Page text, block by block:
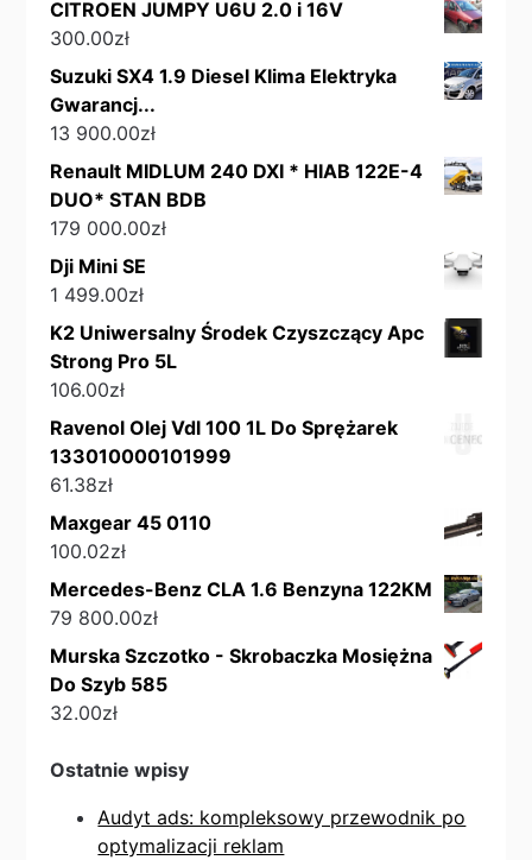
CITROEN JUMPY U6U 2.0 i 16V
300.00zł
Suzuki SX4 1.9 Diesel Klima Elektryka
Gwarancj...
13 900.00zł
Renault MIDLUM 240 DXI * HIAB 122E-4
DUO* STAN BDB
179 000.00zł
Dji Mini SE
1 499.00zł
K2 Uniwersalny Środek Czyszczący Apc
Strong Pro 5L
106.00zł
Ravenol Olej Vdl 100 1L Do Sprężarek
133010000101999
61.38zł
Maxgear 45 0110
100.02zł
Mercedes-Benz CLA 1.6 Benzyna 122KM
79 800.00zł
Murska Szczotko - Skrobaczka Mosiężna
Do Szyb 585
32.00zł
Ostatnie wpisy
Audyt ads: kompleksowy przewodnik po
optymalizacji reklam